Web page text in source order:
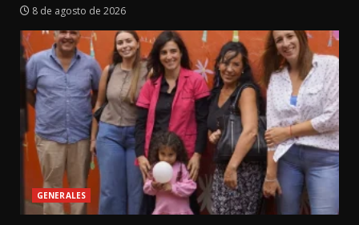
8 de agosto de 2026
GENERALES